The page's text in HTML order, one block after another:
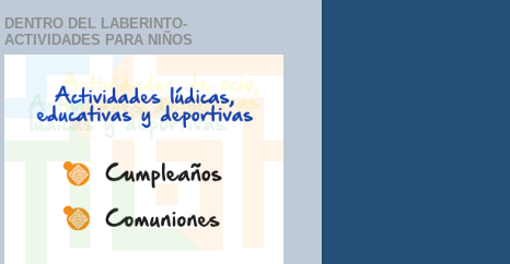
DENTRO DEL LABERINTO-
ACTIVIDADES PARA NIÑOS